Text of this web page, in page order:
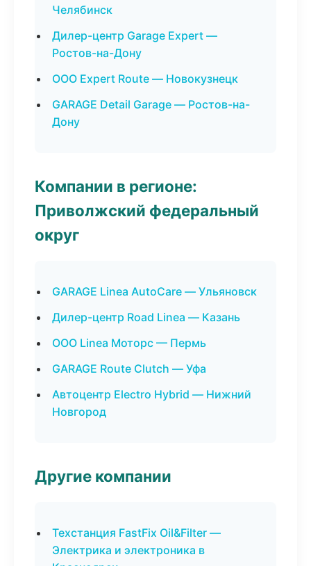
Челябинск
Дилер-центр Garage Expert —
Ростов-на-Дону
ООО Expert Route — Новокузнецк
GARAGE Detail Garage — Ростов-на-
Дону
Компании в регионе:
Приволжский федеральный
округ
GARAGE Linea AutoCare — Ульяновск
Дилер-центр Road Linea — Казань
ООО Linea Моторс — Пермь
GARAGE Route Clutch — Уфа
Автоцентр Electro Hybrid — Нижний
Новгород
Другие компании
Техстанция FastFix Oil&Filter —
Электрика и электроника в